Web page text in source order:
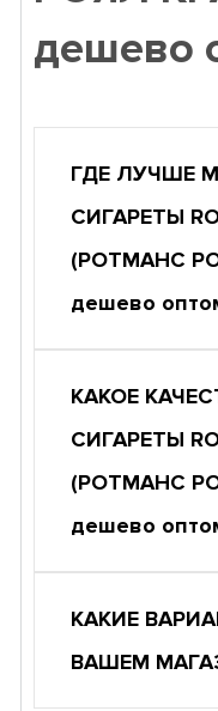
дешево
ГДЕ ЛУЧШЕ
СИГАРЕТЫ
(РОТМАНС
дешево
КАКОЕ
СИГАРЕТЫ
(РОТМАНС
дешево
КАКИЕ
ВАШЕМ